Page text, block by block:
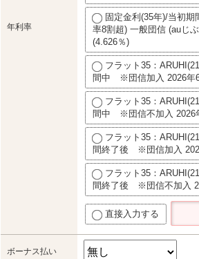
年利率
固定金利(35年)/当初
率8割超) 一般団信 (auじ
(4.626％)
フラット35：
間中 ※団信加入 2026年
フラット35：
間中 ※団信不加入 2026
フラット35：
間終了後 ※団信加入
フラット35：
間終了後 ※団信不加入
直接入力する
ボーナス払い